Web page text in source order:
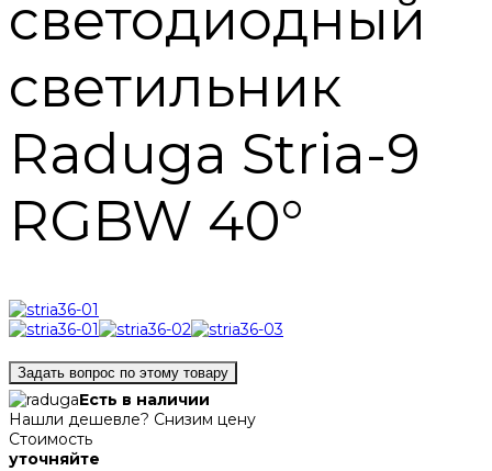
светодиодный
светильник
Raduga Stria-9
RGBW 40°
Задать вопрос по этому товару
Есть в наличии
Нашли дешевле? Снизим цену
Стоимость
уточняйте